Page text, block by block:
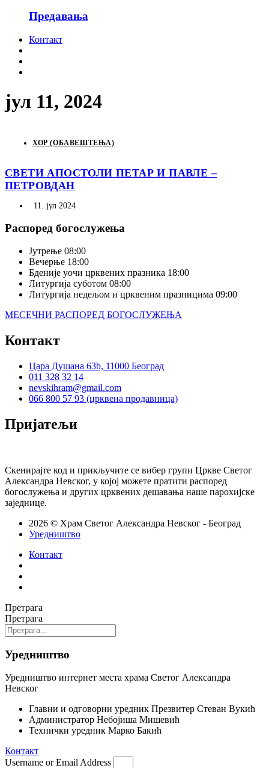
Предавања
Контакт
јул 11, 2024
ХОР (ОБАВЕШТЕЊА)
СВЕТИ АПОСТОЛИ ПЕТАР И ПАВЛЕ –
ПЕТРОВДАН
11. јул 2024
Распоред богослужења
Јутрење 08:00
Вечерње 18:00
Бденије уочи црквених празника 18:00
Литургија суботом 08:00
Литургија недељом и црквеним празницима 09:00
МЕСЕЧНИ РАСПОРЕД БОГОСЛУЖЕЊА
Контакт
Цара Душана 63b, 11000 Београд
011 328 32 14
nevskihram@gmail.com
066 800 57 93 (црквена продавница)
Пријатељи
Скенирајте код и прикључите се вибер групи Цркве Светог
Александра Невског, у којој можете пратити распоред
богослужења и других црквених дешавања наше парохијске
заједнице.
2026 © Храм Светог Александра Невског - Београд
Уредништво
Контакт
Претрага
Претрага
Уредништво
Уредништво интернет места храма Светог Александра
Невског
Главни и одговорни уредник Презвитер Стеван Вукић
Администратор Небојиша Мишевић
Технички уредник Марко Бакић
Контакт
Username or Email Address